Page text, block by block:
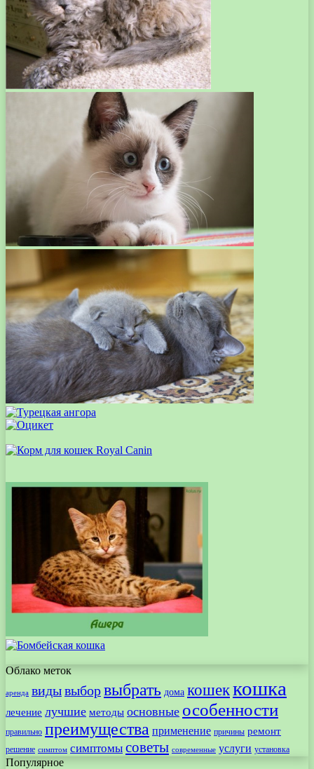
Облако меток
аренда видывыборвыбрать дома кошеккошка
лечение лучшие методы основные особенности
правильно преимущества применение причины ремонт
решение симптом симптомы советы современные услуги установка
Популярное